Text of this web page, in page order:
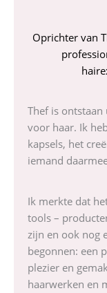
Oprichter van
Thef is
voor haar. Ik
kapsels, het
iemand
Ik merkte dat
tools –
zijn en ook nog
begonnen: een
plezier en
haarwerken en